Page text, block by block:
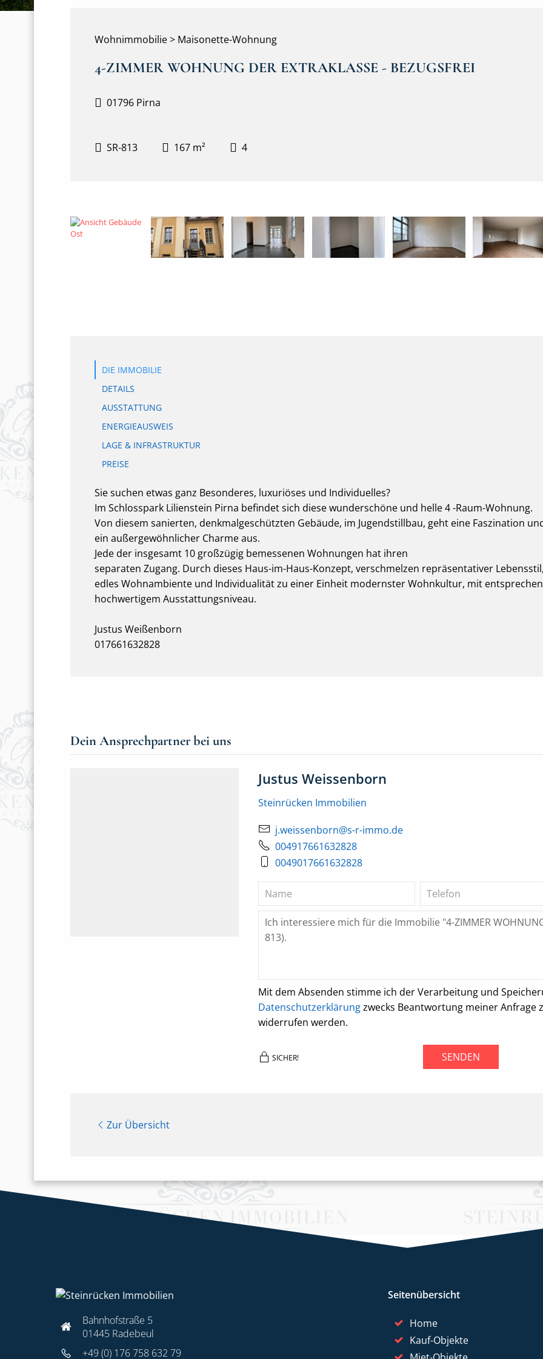
Wohnimmobilie > Maisonette-Wohnung
4-ZIMMER WOHNUNG DER EXTRAKLASSE - BEZUGSFREI
01796 Pirna
SR-813 167 m² 4
DIE IMMOBILIE
DETAILS
AUSSTATTUNG
ENERGIEAUSWEIS
LAGE & INFRASTRUKTUR
PREISE
Sie suchen etwas ganz Besonderes, luxuriöses und Individuelles?
Im Schlosspark Lilienstein Pirna befindet sich diese wunderschöne und helle 4 -Raum-Wohnung.
Von diesem sanierten, denkmalgeschützten Gebäude, im Jugendstillbau, geht eine Faszination
ein außergewöhnlicher Charme aus.
Jede der insgesamt 10 großzügig bemessenen Wohnungen hat ihren
separaten Zugang. Durch dieses Haus-im-Haus-Konzept, verschmelzen repräsentativer
edles Wohnambiente und Individualität zu einer Einheit modernster Wohnkultur, mit
hochwertigem Ausstattungsniveau.
Justus Weißenborn
017661632828
Dein Ansprechpartner bei uns
Justus Weissenborn
Steinrücken Immobilien
j.weissenborn@s-r-immo.de
004917661632828
0049017661632828
Mit dem Absenden stimme ich der Verarbeitung und
Datenschutzerklärungzwecks Beantwortung meiner Anfrage
widerrufen werden.
SICHER! SENDEN
Zur Übersicht
Bahnhofstraße 5
01445 Radebeul
+49 (0) 176 758 632 79
Seitenübersicht
Home
Kauf-Objekte